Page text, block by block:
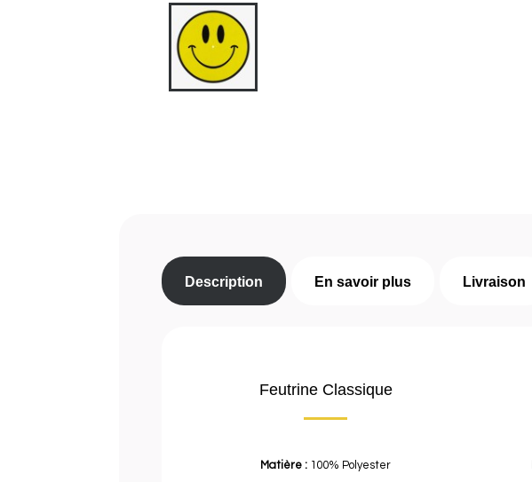
Description En savoir plus Livraison
Feutrine Classique
Matière : 100% Polyester